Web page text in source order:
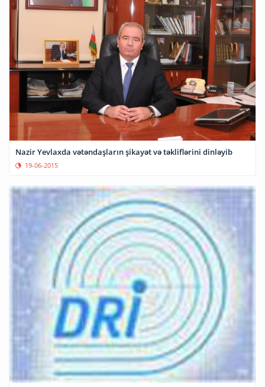
Nazir Yevlaxda vətəndaşların şikayət və təkliflərini dinləyib
19-06-2015